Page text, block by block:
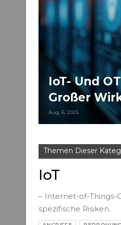
IoT- Und
Großer
Aug. 6, 2025
Themen Dieser
IoT
– Internet-of-Things-
spezifische Risiken.